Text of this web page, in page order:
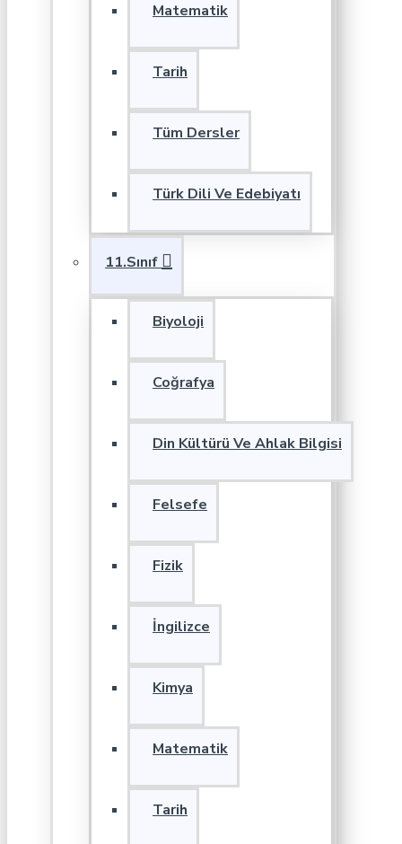
Matematik
Tarih
Tüm Dersler
Türk Dili Ve Edebiyatı
11.Sınıf
Biyoloji
Coğrafya
Din Kültürü Ve Ahlak Bilgisi
Felsefe
Fizik
İngilizce
Kimya
Matematik
Tarih